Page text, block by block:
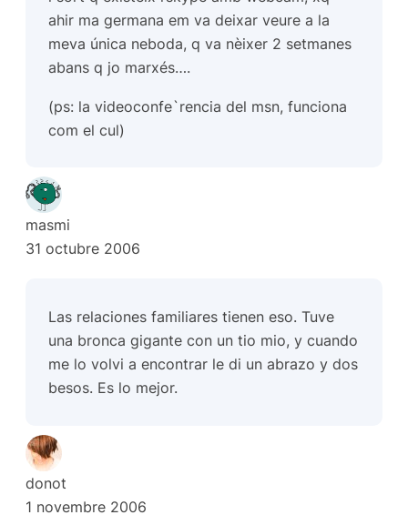
ahir ma germana em va deixar veure a la
meva única neboda, q va nèixer 2 setmanes
abans q jo marxés….
(ps: la videoconfe`rencia del msn, funciona
com el cul)
masmi
31 octubre 2006
Las relaciones familiares tienen eso. Tuve
una bronca gigante con un tio mio, y cuando
me lo volvi a encontrar le di un abrazo y dos
besos. Es lo mejor.
donot
1 novembre 2006